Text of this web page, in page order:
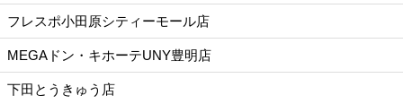
フレスポ小田原シティーモール店
MEGAドン・キホーテUNY豊明店
下田とうきゅう店